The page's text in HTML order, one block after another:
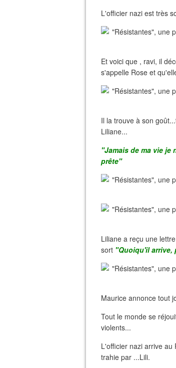
L'officier nazi est très
Et voici que , ravi, il
s'appelle Rose et
Il la trouve à son
Liliane...
"Jamais de ma vie je
prête"
Liliane a reçu une
sort "Quoiqu'il arrive,
Maurice annonce tout
Tout le monde se
violents...
L'officier nazi arrive au
trahie par ...Lili.